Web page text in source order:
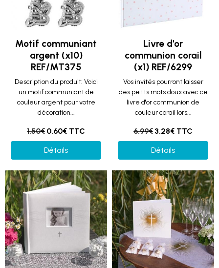
Motif communiant
argent (x10)
REF/MT375
Description du produit: Voici
un motif communiant de
couleur argent pour votre
décoration...
1.50€ 0.60€ TTC
Détails
Livre d'or
communion corail
(x1) REF/6299
Vos invités pourront laisser
des petits mots doux avec ce
livre d'or communion de
couleur corail lors...
6.99€ 3.28€ TTC
Détails